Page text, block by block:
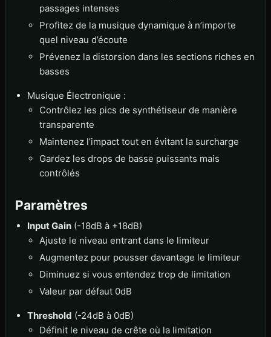
passages intenses
Profitez de la musique dynamique à n’importe
quel niveau d’écoute
Prévenez la distorsion dans les sections riches en
basses
Musique Électronique :
Contrôlez les pics de synthétiseur de manière
transparente
Maintenez l’impact tout en évitant la surcharge
Gardez les drops de basse puissants mais
contrôlés
Paramètres
Input Gain (-18dB à +18dB)
Ajuste le niveau entrant dans le limiteur
Augmentez pour pousser davantage le limiteur
Diminuez si vous entendez trop de limitation
Valeur par défaut 0dB
Threshold (-24dB à 0dB)
Définit le niveau de crête où la limitation